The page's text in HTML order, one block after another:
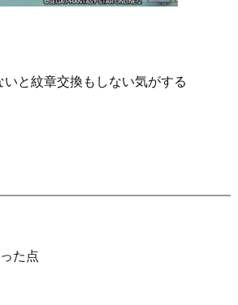
と紋章交換もしない気がする
た点